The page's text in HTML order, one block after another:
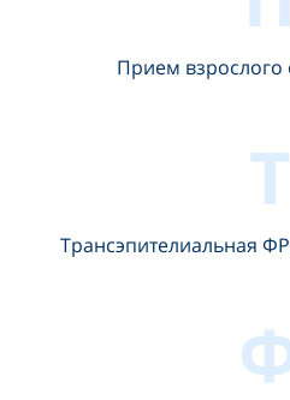
Прием взрослого
Т
Трансэпителиальная